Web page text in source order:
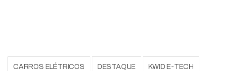
CARROS ELÉTRICOS DESTAQUE KWID E-TECH